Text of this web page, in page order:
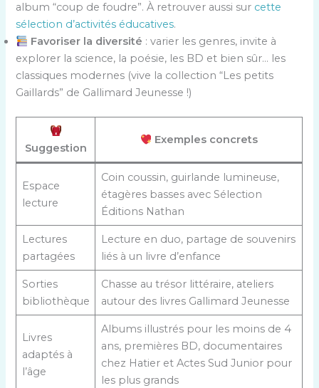
album “coup de foudre”. À retrouver aussi sur cette
sélection d’activités éducatives.
Favoriser la diversité : varier les genres, invite à
explorer la science, la poésie, les BD et bien sûr… les
classiques modernes (vive la collection “Les petits
Gaillards” de Gallimard Jeunesse !)
Suggestion
Exemples concrets
Espace
lecture
Coin coussin, guirlande lumineuse,
étagères basses avec Sélection
Éditions Nathan
Lectures
partagées
Lecture en duo, partage de souvenirs
liés à un livre d’enfance
Sorties
bibliothèque
Chasse au trésor littéraire, ateliers
autour des livres Gallimard Jeunesse
Livres
adaptés à
l’âge
Albums illustrés pour les moins de 4
ans, premières BD, documentaires
chez Hatier et Actes Sud Junior pour
les plus grands